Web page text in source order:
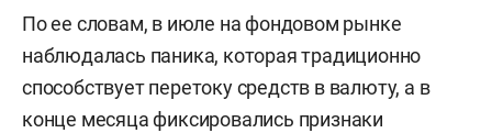
По ее словам, в июле на фондовом рынке
наблюдалась паника, которая традиционно
способствует перетоку средств в валюту, а в
конце месяца фиксировались признаки